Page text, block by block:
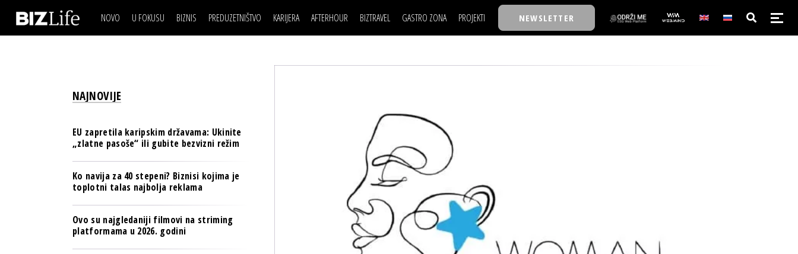
NOVO U FOKUSU BIZNIS
BANKE
OSIGURANJE
TECH I AI
BIZNIS & SPORT
PULS REGIONA
NOVO NA RAFU
PREDUZETNIŠTVO KARIJERA AFTERHOUR BIZTRAVEL GASTRO ZONA PROJEKTI
BMW BIZNIS LIGA
BIZLIFE WEEK
IZJAVA GODINE
NEWSLETTER
IZJAVA DANABIZNIS SCENA
BREND I KOMUNIKACIJE
OSIGURANJE
TECH I AI
PULS REGIONA
POSAO
MOJ UGAO
FILM I SCENA
AUTO SVET
NAJKOLEGA
30 ISPOD 30
IZJAVA GODINE
NAJNOVIJE
EU zapretila karipskim državama: Ukinite
„zlatne pasoše“ ili gubite bezvizni režim
Ko navija za 40 stepeni? Biznisi kojima je
toplotni talas najbolja reklama
Ovo su najgledaniji filmovi na striming
platformama u 2026. godini